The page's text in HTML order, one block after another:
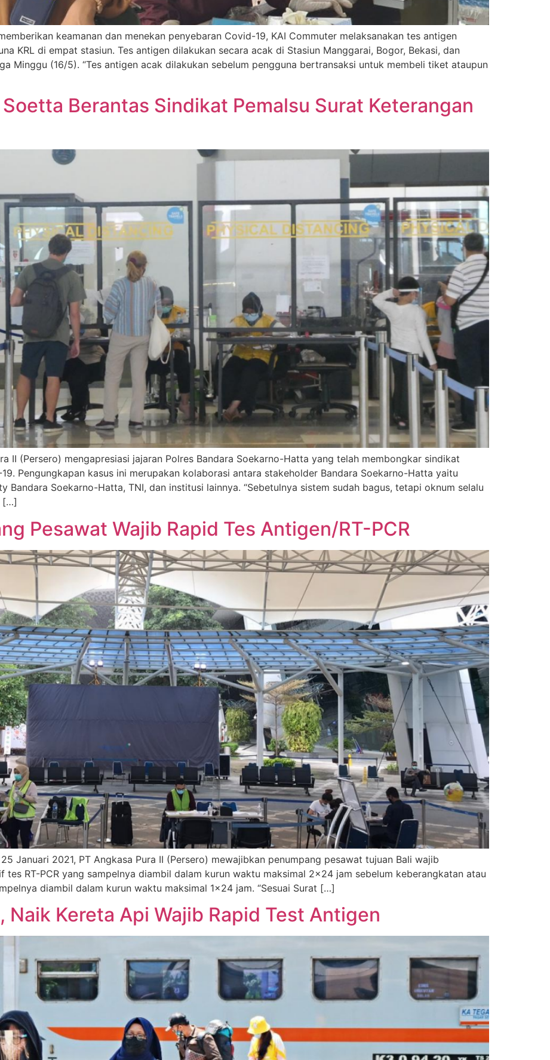
keamanan dan menekan penyebaran Covid-19, KAI Commuter melaksanakan tes antigen
KRL di empat stasiun. Tes antigen dilakukan secara acak di Stasiun Manggarai, Bogor, Bekasi, dan
Minggu (16/5). “Tes antigen acak dilakukan sebelum pengguna bertransaksi untuk membeli tiket ataupun
Berantas Sindikat Pemalsu Surat Keterangan
II (Persero) mengapresiasi jajaran Polres Bandara Soekarno-Hatta yang telah membongkar sindikat
Pengungkapan kasus ini merupakan kolaborasi antara stakeholder Bandara Soekarno-Hatta yaitu
Bandara Soekarno-Hatta, TNI, dan institusi lainnya. “Sebetulnya sistem sudah bagus, tetapi oknum selalu
[…]
Pesawat Wajib Rapid Tes Antigen/RT-PCR
Januari 2021, PT Angkasa Pura II (Persero) mewajibkan penumpang pesawat tujuan Bali wajib
tes RT-PCR yang sampelnya diambil dalam kurun waktu maksimal 2×24 jam sebelum keberangkatan atau
diambil dalam kurun waktu maksimal 1×24 jam. “Sesuai Surat […]
Naik Kereta Api Wajib Rapid Test Antigen